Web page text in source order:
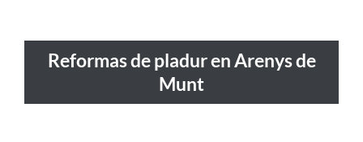
Reformas de pladur en Arenys de
Munt